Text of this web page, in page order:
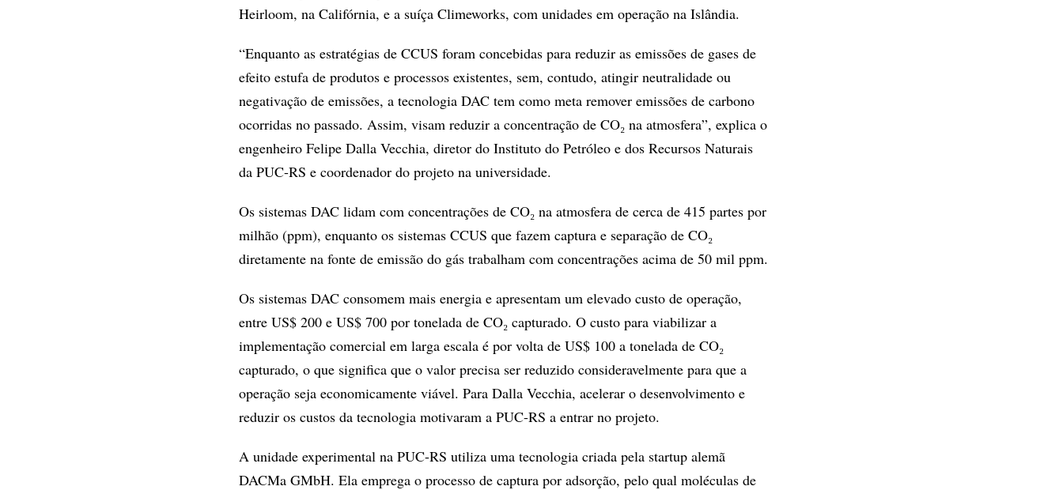
Heirloom, na Califórnia, e a suíça Climeworks, com unidades em operação na Islândia.
“Enquanto as estratégias de CCUS foram concebidas para reduzir as emissões de gases de
efeito estufa de produtos e processos existentes, sem, contudo, atingir neutralidade ou
negativação de emissões, a tecnologia DAC tem como meta remover emissões de carbono
ocorridas no passado. Assim, visam reduzir a concentração de CO₂ na atmosfera”, explica o
engenheiro Felipe Dalla Vecchia, diretor do Instituto do Petróleo e dos Recursos Naturais
da PUC-RS e coordenador do projeto na universidade.
Os sistemas DAC lidam com concentrações de CO₂ na atmosfera de cerca de 415 partes por
milhão (ppm), enquanto os sistemas CCUS que fazem captura e separação de CO₂
diretamente na fonte de emissão do gás trabalham com concentrações acima de 50 mil ppm.
Os sistemas DAC consomem mais energia e apresentam um elevado custo de operação,
entre US$ 200 e US$ 700 por tonelada de CO₂ capturado. O custo para viabilizar a
implementação comercial em larga escala é por volta de US$ 100 a tonelada de CO₂
capturado, o que significa que o valor precisa ser reduzido consideravelmente para que a
operação seja economicamente viável. Para Dalla Vecchia, acelerar o desenvolvimento e
reduzir os custos da tecnologia motivaram a PUC-RS a entrar no projeto.
A unidade experimental na PUC-RS utiliza uma tecnologia criada pela startup alemã
DACMa GMbH. Ela emprega o processo de captura por adsorção, pelo qual moléculas de